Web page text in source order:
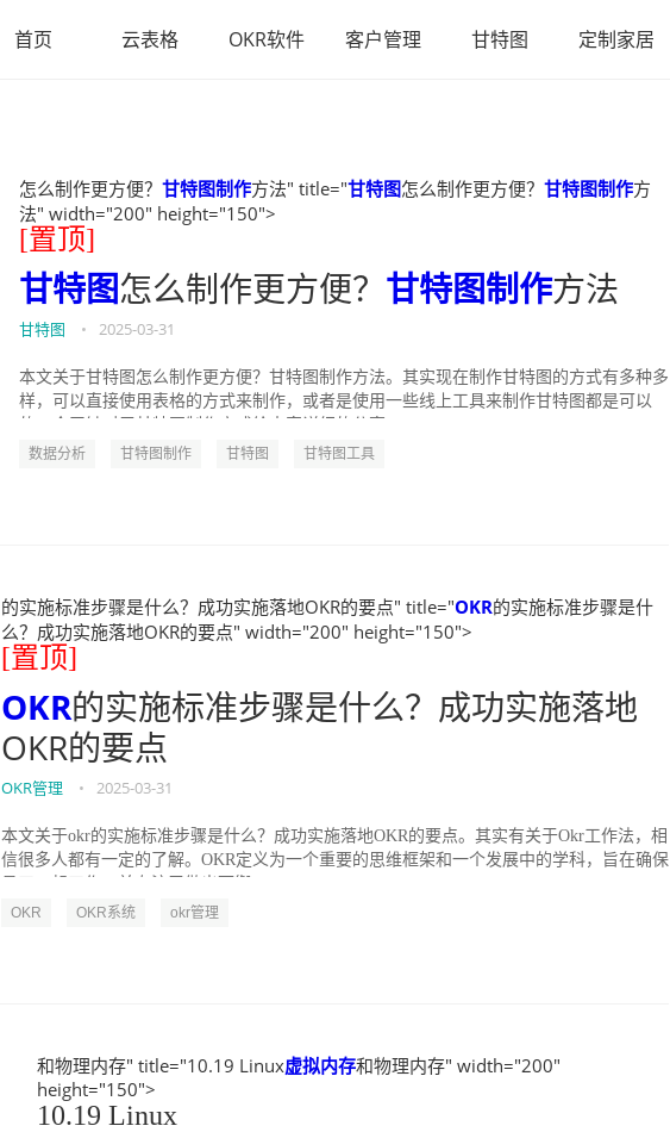
首页 云表格 OKR软件 客户管理 甘特图 定制家居
怎么制作更方便？ 甘特图制作方法" title="甘特图怎么制作更方便？ 甘特图制作方
法" width="200" height="150">
[置顶]
甘特图怎么制作更方便？ 甘特图制作方法
甘特图 • 2025-03-31
本文关于甘特图怎么制作更方便？甘特图制作方法。其实现在制作甘特图的方式有多种多
样，可以直接使用表格的方式来制作，或者是使用一些线上工具来制作甘特图都是可以
数据分析 甘特图制作 甘特图 甘特图工具
的实施标准步骤是什么？成功实施落地OKR的要点" title="OKR的实施标准步骤是什
么？成功实施落地OKR的要点" width="200" height="150">
[置顶]
OKR的实施标准步骤是什么？成功实施落地
OKR的要点
OKR管理 • 2025-03-31
本文关于okr的实施标准步骤是什么？成功实施落地OKR的要点。其实有关于Okr工作法，相
信很多人都有一定的了解。OKR定义为一个重要的思维框架和一个发展中的学科，旨在确保
OKR OKR系统 okr管理
和物理内存" title="10.19 Linux虚拟内存和物理内存" width="200"
height="150">
10.19 Linux